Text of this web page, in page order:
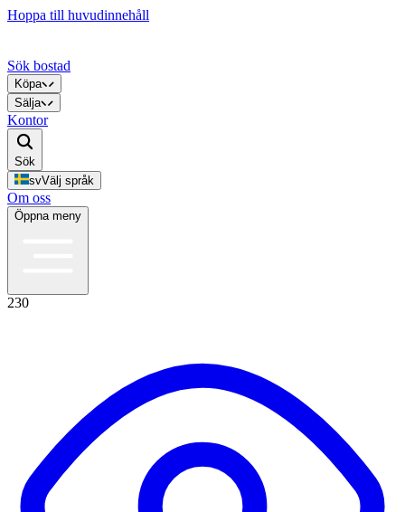
Hoppa till huvudinnehåll
Sök bostad
Köpa
Sälja
Kontor
Sök
svVälj språk
Om oss
Öppna meny
230